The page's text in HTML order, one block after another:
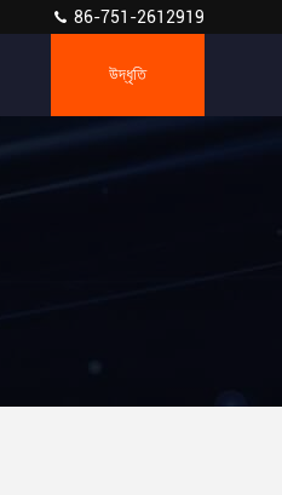
86-751-2612919
উদ্ধৃতি